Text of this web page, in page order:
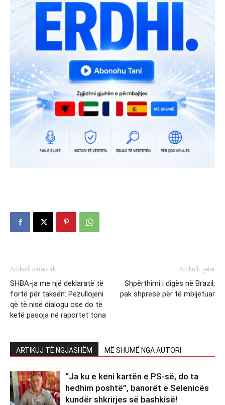
Artikulli paraprak
SHBA-ja me një deklaratë të
fortë për taksën: Pezullojeni
që të nisë dialogu ose do të
ketë pasoja në raportet tona
Artikulli tjetër
Shpërthimi i digës në Brazil,
pak shpresë për të mbijetuar
ARTIKUJ TË NGJASHËM MË SHUMË NGA AUTORI
“Ja ku e keni kartën e PS-së, do ta
hedhim poshtë”, banorët e Selenicës
kundër shkrirjes së bashkisë!